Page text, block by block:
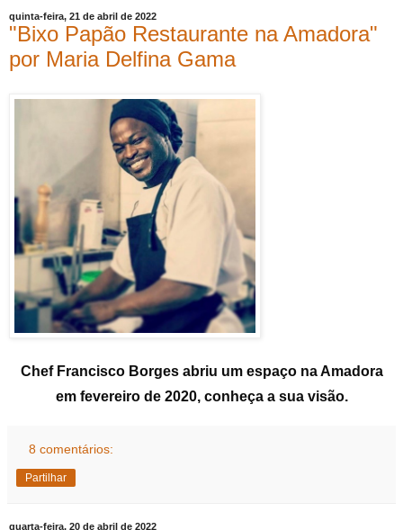
quinta-feira, 21 de abril de 2022
"Bixo Papão Restaurante na Amadora"
por Maria Delfina Gama
Chef Francisco Borges abriu um espaço na Amadora
em fevereiro de 2020, conheça a sua visão.
8 comentários:
Partilhar
quarta-feira, 20 de abril de 2022